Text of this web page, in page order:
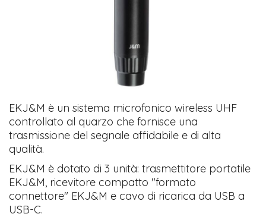
​EKJ&M è un sistema microfonico wireless UHF
controllato al quarzo che fornisce una
trasmissione del segnale affidabile e di alta
qualità.
EKJ&M è dotato di 3 unità: trasmettitore portatile
EKJ&M, ricevitore compatto "formato
connettore" EKJ&M e cavo di ricarica da USB a
USB-C.